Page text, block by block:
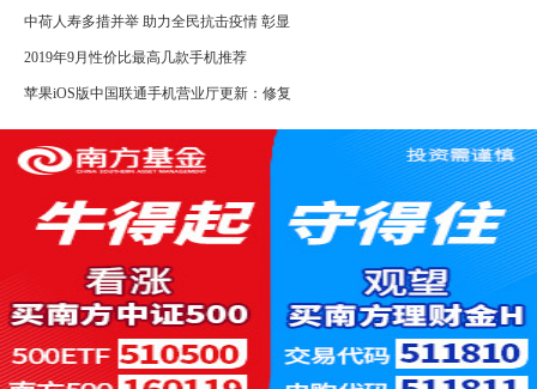
中荷人寿多措并举 助力全民抗击疫情 彰显
2019年9月性价比最高几款手机推荐
苹果iOS版中国联通手机营业厅更新：修复